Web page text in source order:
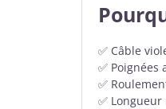
✅ Câble
✅
✅
✅